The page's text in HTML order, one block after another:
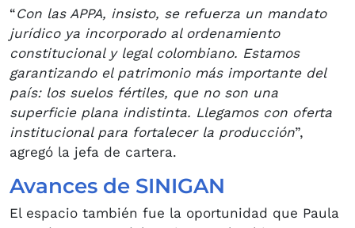
“Con las APPA, insisto, se refuerza un mandato
jurídico ya incorporado al ordenamiento
constitucional y legal colombiano. Estamos
garantizando el patrimonio más importante del
país: los suelos fértiles, que no son una
superficie plana indistinta. Llegamos con oferta
institucional para fortalecer la producción”,
agregó la jefa de cartera.
Avances de SINIGAN
El espacio también fue la oportunidad que Paula